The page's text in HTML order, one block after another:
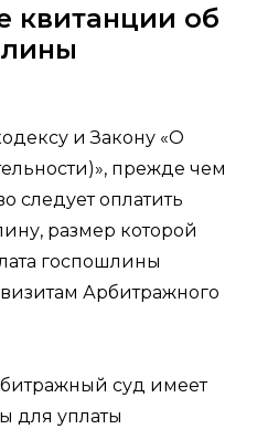
квитанции об
и Закону «О
прежде чем
следует оплатить
размер которой
госпошлины
Арбитражного
суд имеет
для уплаты